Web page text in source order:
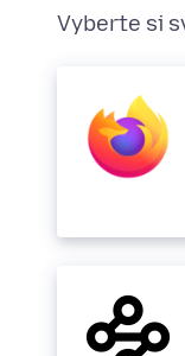
Vyberte si